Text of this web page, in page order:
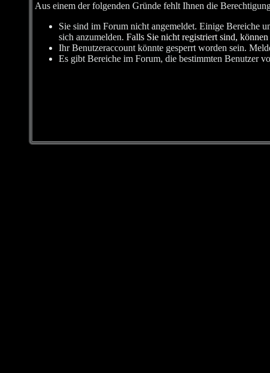
Aus einem der folgenden Gründe fehlt Ihnen die
Sie sind im Forum nicht angemeldet. Einige Bereiche
sich anzumelden. Falls Sie nicht registriert sind,
Ihr Benutzeraccount könnte gesperrt worden sein.
Es gibt Bereiche im Forum, die bestimmten Benutzer